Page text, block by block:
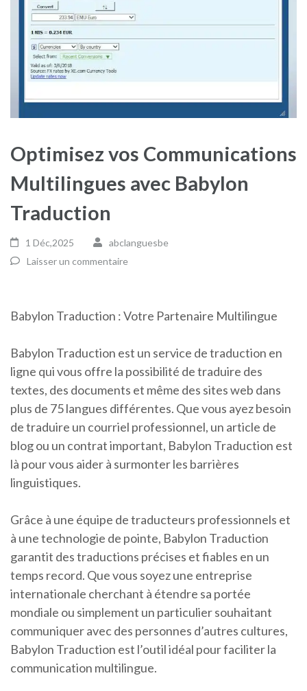
Optimisez vos Communications
Multilingues avec Babylon
Traduction
1 Déc,2025
abclanguesbe
Laisser un commentaire
Babylon Traduction : Votre Partenaire Multilingue
Babylon Traduction est un service de traduction en
ligne qui vous offre la possibilité de traduire des
textes, des documents et même des sites web dans
plus de 75 langues différentes. Que vous ayez besoin
de traduire un courriel professionnel, un article de
blog ou un contrat important, Babylon Traduction est
là pour vous aider à surmonter les barrières
linguistiques.
Grâce à une équipe de traducteurs professionnels et
à une technologie de pointe, Babylon Traduction
garantit des traductions précises et fiables en un
temps record. Que vous soyez une entreprise
internationale cherchant à étendre sa portée
mondiale ou simplement un particulier souhaitant
communiquer avec des personnes d’autres cultures,
Babylon Traduction est l’outil idéal pour faciliter la
communication multilingue.